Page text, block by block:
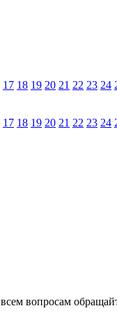
17 18 19 20 21 22 23 24
17 18 19 20 21 22 23 24
вопросам